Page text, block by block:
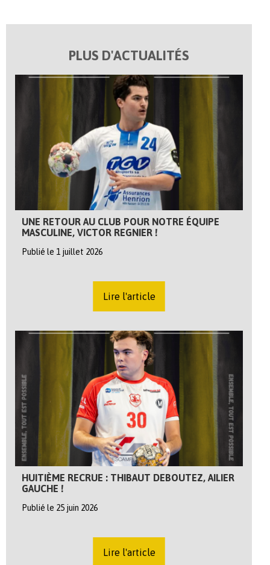
PLUS D'ACTUALITÉS
UNE RETOUR AU CLUB POUR NOTRE ÉQUIPE
MASCULINE, VICTOR REGNIER !
Publié le 1 juillet 2026
Lire l'article
HUITIÈME RECRUE : THIBAUT DEBOUTEZ, AILIER
GAUCHE !
Publié le 25 juin 2026
Lire l'article